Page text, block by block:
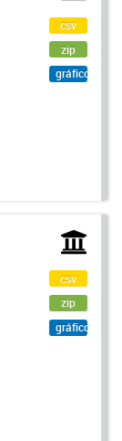
csv
zip
gráfico
csv
zip
gráfico